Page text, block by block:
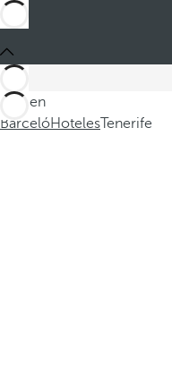
Está en
BarcelóHotelesTenerife